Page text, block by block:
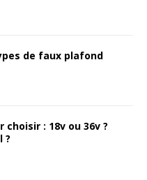
de faux plafond
: 18v ou 36v ?
?